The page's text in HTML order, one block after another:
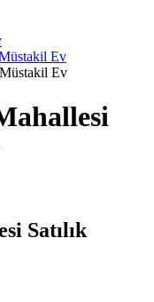
Ev
Müstakil Ev
Satılık